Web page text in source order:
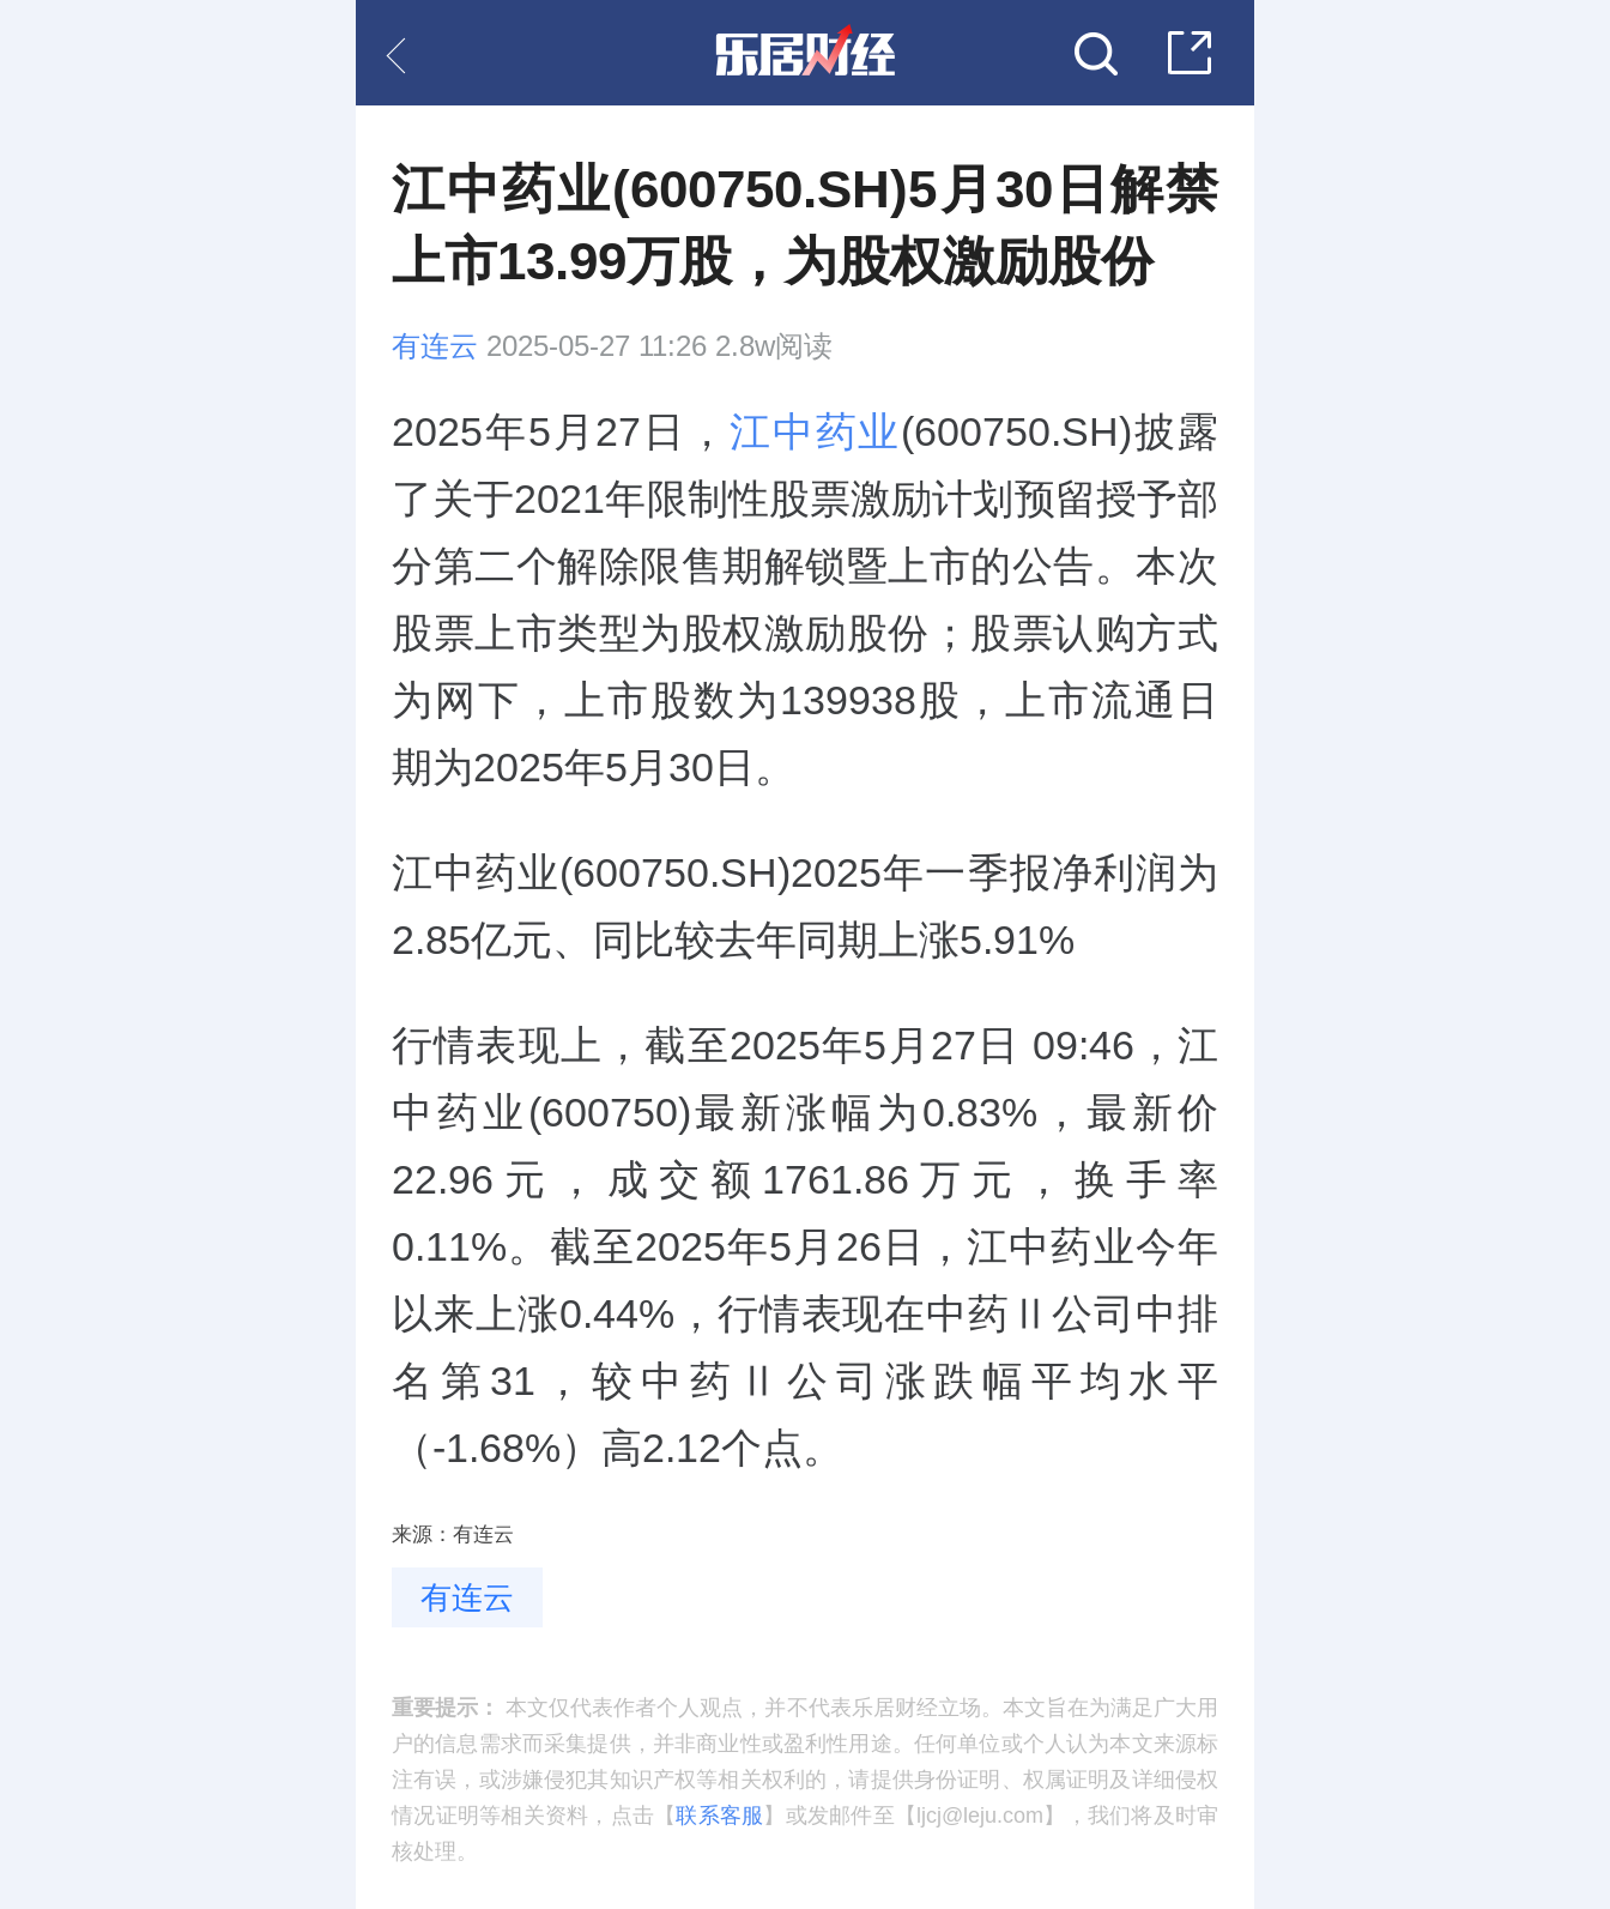
江中药业(600750.SH)5月30日解禁
上市13.99万股，为股权激励股份
有连云 2025-05-27 11:26 2.8w阅读
2025年5月27日， 江中药业(600750.SH)披露
了关于2021年限制性股票激励计划预留授予部
分第二个解除限售期解锁暨上市的公告。本次
股票上市类型为股权激励股份；股票认购方式
为网下，上市股数为139938股，上市流通日
期为2025年5月30日。
江中药业(600750.SH)2025年一季报净利润为
2.85亿元、同比较去年同期上涨5.91%
行情表现上， 截至2025年5月27日 09:46，江
中药业(600750)最新涨幅为0.83%，最新价
22.96元，成交额1761.86万元，换手率
0.11%。截至2025年5月26日，江中药业今年
以来上涨0.44%，行情表现在中药Ⅱ公司中排
名第31，较中药Ⅱ公司涨跌幅平均水平
（-1.68%）高2.12个点。
来源：有连云
有连云
重要提示：
本文仅代表作者个人观点，并不代表乐居财经立场。本文旨在为满足广大用
户的信息需求而采集提供，并非商业性或盈利性用途。任何单位或个人认为本文来源标
注有误，或涉嫌侵犯其知识产权等相关权利的，请提供身份证明、权属证明及详细侵权
情况证明等相关资料，点击【联系客服 】或发邮件至【ljcj@leju.com】，我们将及时审
核处理。